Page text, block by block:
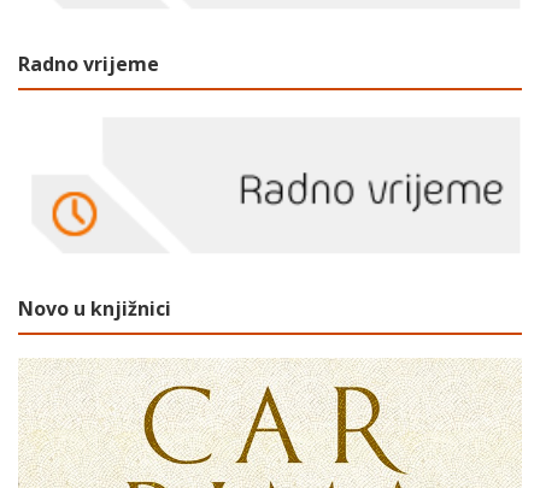
Radno vrijeme
Novo u knjižnici